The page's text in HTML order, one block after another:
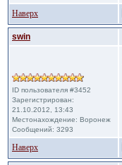
Наверх
swin
ID пользователя #3452
Зарегистрирован:
21.10.2012, 13:43
Местонахождение: Воронеж
Сообщений: 3293
Наверх